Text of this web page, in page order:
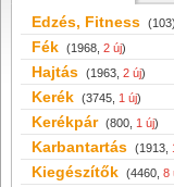
Edzés, Fitness (103)
Fék (1968, 2 új)
Hajtás (1963, 2 új)
Kerék (3745, 1 új)
Kerékpár (800, 1 új)
Karbantartás (1913,
Kiegészítők (4460, 8